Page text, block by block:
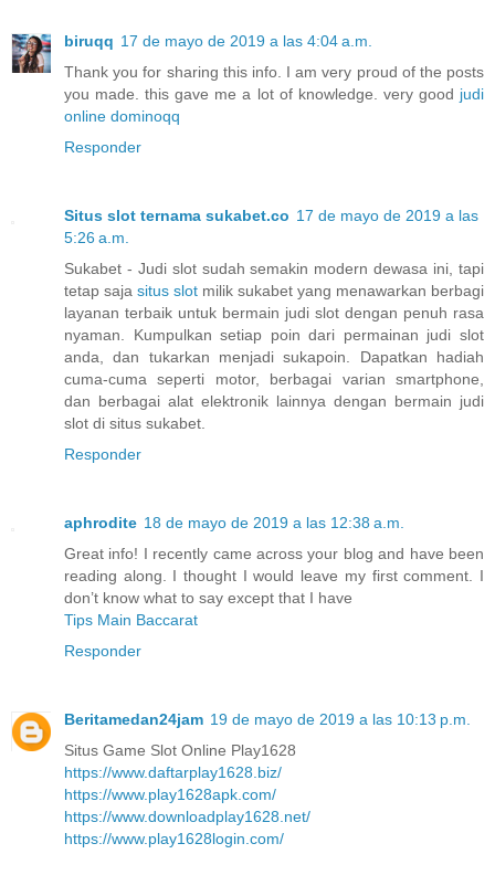
biruqq 17 de mayo de 2019 a las 4:04 a.m.
Thank you for sharing this info. I am very proud of the posts
you made. this gave me a lot of knowledge. very good judi
online dominoqq
Responder
Situs slot ternama sukabet.co 17 de mayo de 2019 a las
5:26 a.m.
Sukabet - Judi slot sudah semakin modern dewasa ini, tapi
tetap saja situs slot milik sukabet yang menawarkan berbagi
layanan terbaik untuk bermain judi slot dengan penuh rasa
nyaman. Kumpulkan setiap poin dari permainan judi slot
anda, dan tukarkan menjadi sukapoin. Dapatkan hadiah
cuma-cuma seperti motor, berbagai varian smartphone,
dan berbagai alat elektronik lainnya dengan bermain judi
slot di situs sukabet.
Responder
aphrodite 18 de mayo de 2019 a las 12:38 a.m.
Great info! I recently came across your blog and have been
reading along. I thought I would leave my first comment. I
don’t know what to say except that I have
Tips Main Baccarat
Responder
Beritamedan24jam 19 de mayo de 2019 a las 10:13 p.m.
Situs Game Slot Online Play1628
https://www.daftarplay1628.biz/
https://www.play1628apk.com/
https://www.downloadplay1628.net/
https://www.play1628login.com/